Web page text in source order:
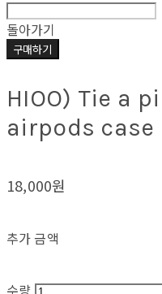
돌아가기
구매하기
HIOO) Tie a
airpods case
18,000원
추가 금액
수량